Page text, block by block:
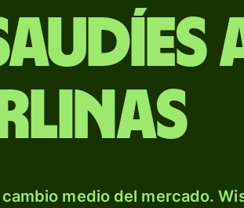
medio del mercado.